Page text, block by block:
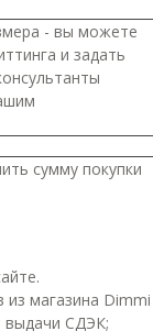
- вы можете
и задать
сумму покупки
магазина Dimmi
выдачи СДЭК;